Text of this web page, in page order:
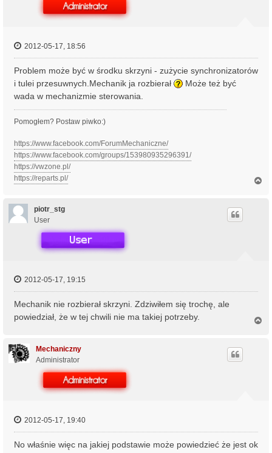
2012-05-17, 18:56
Problem może być w środku skrzyni - zużycie synchronizatorów
i tulei przesuwnych.Mechanik ja rozbierał
Może też być
wada w mechanizmie sterowania.
Pomogłem? Postaw piwko:)
https://www.facebook.com/ForumMechaniczne/
https://www.facebook.com/groups/153980935296391/
https://vwzone.pl/
https://reparts.pl/
piotr_stg
User
2012-05-17, 19:15
Mechanik nie rozbierał skrzyni. Zdziwiłem się trochę, ale
powiedział, że w tej chwili nie ma takiej potrzeby.
Mechaniczny
Administrator
2012-05-17, 19:40
No właśnie więc na jakiej podstawie może powiedzieć że jest ok